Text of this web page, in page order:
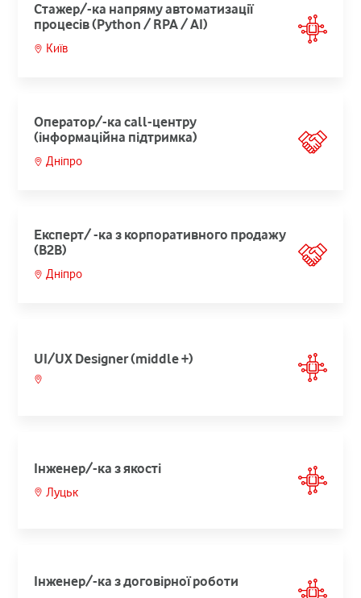
Стажер/-ка напряму автоматизації
процесів (Python / RPA / AI)
Київ
Оператор/-ка call-центру
(інформаційна підтримка)
Дніпро
Експерт/ -ка з корпоративного продажу
(B2B)
Дніпро
UI/UX Designer (middle +)
Інженер/-ка з якості
Луцьк
Інженер/-ка з договірної роботи